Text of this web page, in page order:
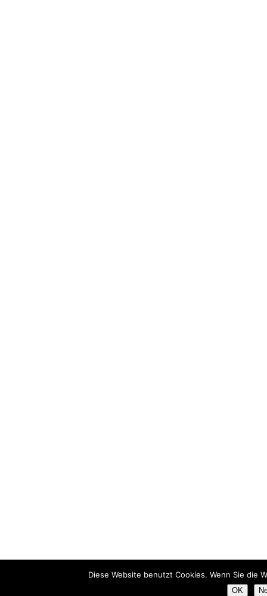
Diese Website benutzt Cookies. Wenn Sie die
OK